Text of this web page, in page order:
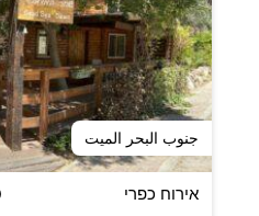
جنوب البحر الميت
אירוח כפרי